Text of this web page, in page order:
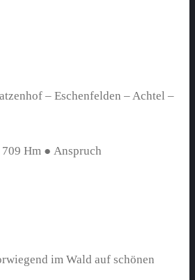
– Eschenfelden – Achtel –
Hm ● Anspruch
im Wald auf schönen